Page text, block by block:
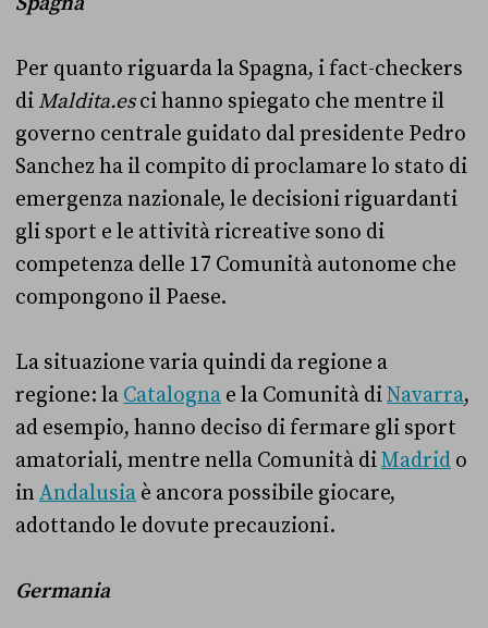
Per quanto riguarda la Spagna, i fact-checkers
di Maldita.esci hanno spiegato che mentre il
governo centrale guidato dal presidente Pedro
Sanchez ha il compito di proclamare lo stato di
emergenza nazionale, le decisioni riguardanti
gli sport e le attività ricreative sono di
competenza delle 17 Comunità autonome che
compongono il Paese.
La situazione varia quindi da regione a
regione: la Catalogna e la Comunità diNavarra,
ad esempio, hanno deciso di fermare gli sport
amatoriali, mentre nella Comunità diMadrid o
inAndalusia è ancora possibile giocare,
adottando le dovute precauzioni.
Germania